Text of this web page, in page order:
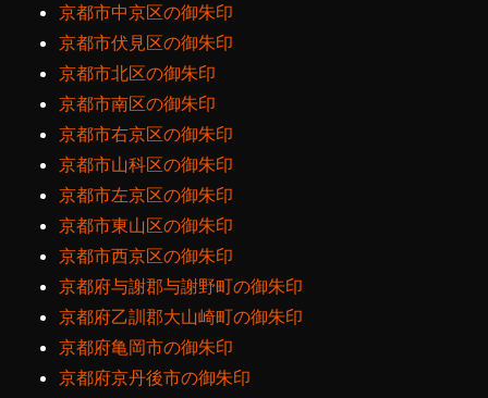
京都市中京区の御朱印
京都市伏見区の御朱印
京都市北区の御朱印
京都市南区の御朱印
京都市右京区の御朱印
京都市山科区の御朱印
京都市左京区の御朱印
京都市東山区の御朱印
京都市西京区の御朱印
京都府与謝郡与謝野町の御朱印
京都府乙訓郡大山崎町の御朱印
京都府亀岡市の御朱印
京都府京丹後市の御朱印